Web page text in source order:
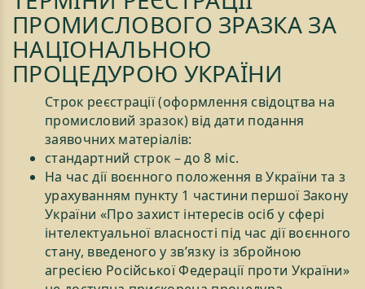
ПРОМИСЛОВОГО ЗРАЗКА ЗА
НАЦІОНАЛЬНОЮ
ПРОЦЕДУРОЮ УКРАЇНИ
Строк реєстрації (оформлення свідоцтва на
промисловий зразок) від дати подання
заявочних матеріалів:
стандартний строк – до 8 міс.
На час дії воєнного положення в України та з
урахуванням пункту 1 частини першої Закону
України «Про захист інтересів осіб у сфері
інтелектуальної власності під час дії воєнного
стану, введеного у зв’язку із збройною
агресією Російської Федерації проти України»